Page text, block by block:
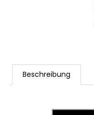
Beschreibung